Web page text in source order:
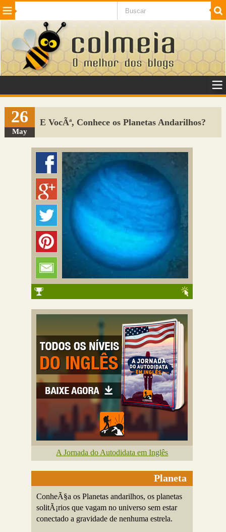
Beleza Cinema e TV
Internet Jogos NotÃ­cias SaÃºde
VeÃ­culos Adulto
Sugerir Link
Adicionar Blog
Colmeia Exchange
Perguntas Frequentes
26
May
E VocÃª, Conhece os Planetas Andarilhos?
A Jornada do Autodidata em Inglês
Planeta
ConheÃ§a os Planetas andarilhos, os planetas
solitÃ¡rios que vagam no universo sem estar
conectado a gravidade de nenhuma estrela.